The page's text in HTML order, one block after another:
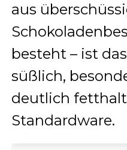
aus
besteht – ist
süßlich,
deutlich
Standardware.